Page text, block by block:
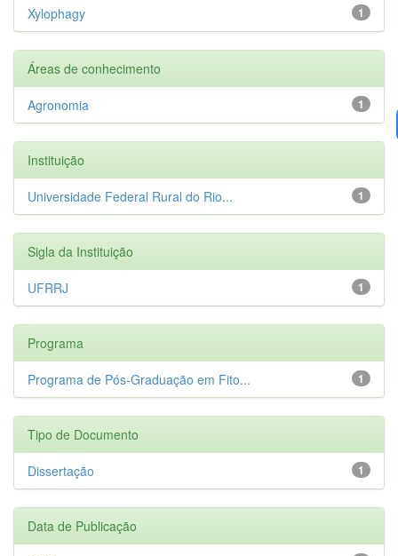
1
Xylophagy
Áreas de conhecimento
1
Agronomia
Instituição
1
Universidade Federal Rural do Rio...
Sigla da Instituição
1
UFRRJ
Programa
1
Programa de Pós-Graduação em Fito...
Tipo de Documento
1
Dissertação
Data de Publicação